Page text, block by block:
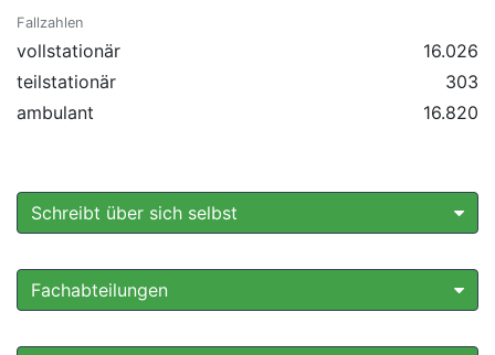
Fallzahlen
vollstationär
16.026
teilstationär
303
ambulant
16.820
Schreibt über sich selbst
Fachabteilungen